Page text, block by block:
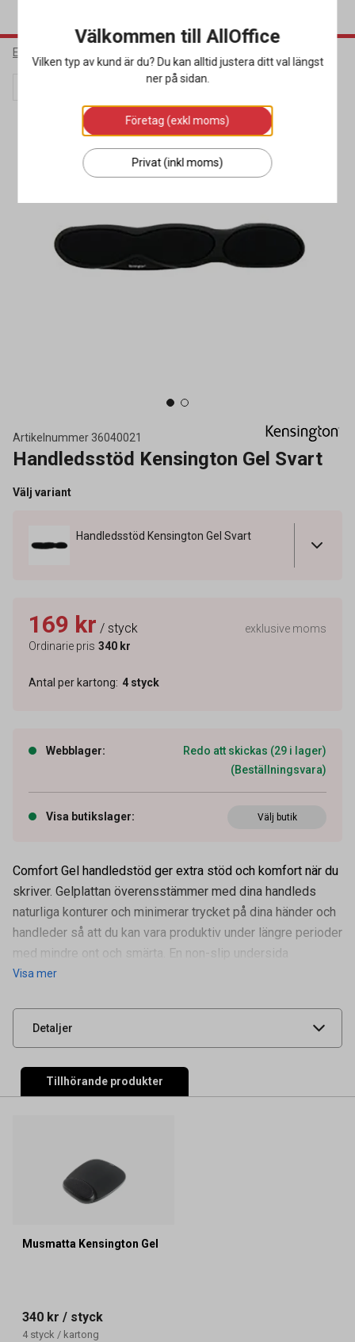
Elektronik
Artikelnummer 36040021
Handledsstöd Kensington Gel Svart
Välj variant
Handledsstöd Kensington Gel Svart
169 kr / styck
Ordinarie pris 340 kr
exklusive moms
Antal per kartong: 4 styck
Webblager:
Redo att skickas (29 i lager)
(Beställningsvara)
Visa butikslager: Välj butik
Comfort Gel handledstöd ger extra stöd och komfort när du
skriver. Gelplattan överensstämmer med dina handleds
naturliga konturer och minimerar trycket på dina händer och
handleder så att du kan vara produktiv under längre perioder
med mindre ont och smärta. En non-slip undersida
Visa mer
Detaljer
Artikelnummer 36040021
Tidigare artikelnummer 62385A
Leverantörens
UNSPSC 43211802
Tillhörande produkter
Musmatta Kensington Gel
340 kr / styck
4 styck / kartong
Välkommen till AllOffice
Vilken typ av kund är du? Du kan alltid justera ditt val längst
ner på sidan.
Företag (exkl moms)
Privat (inkl moms)